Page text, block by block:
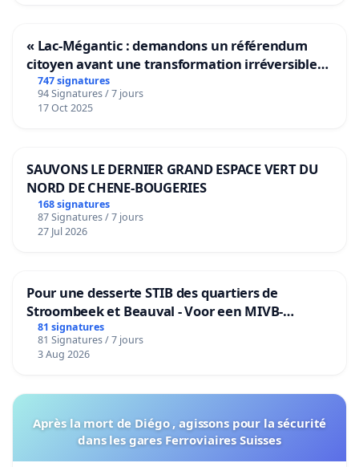
« Lac-Mégantic : demandons un référendum
citoyen avant une transformation irréversible
de notre territoire »
747 signatures
94 Signatures / 7 jours
17 Oct 2025
SAUVONS LE DERNIER GRAND ESPACE VERT DU
NORD DE CHENE-BOUGERIES
168 signatures
87 Signatures / 7 jours
27 Jul 2026
Pour une desserte STIB des quartiers de
Stroombeek et Beauval - Voor een MIVB-
bediening van de wijken Strombeek en Het
Voor
81 signatures
81 Signatures / 7 jours
3 Aug 2026
Après la mort de Diégo , agissons pour la sécurité
dans les gares Ferroviaires Suisses